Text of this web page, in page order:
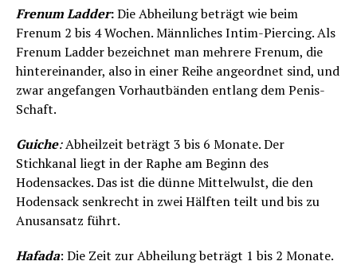
Frenum Ladder:Die Abheilung beträgt wie beim
Frenum 2 bis 4 Wochen. Männliches Intim-Piercing. Als
Frenum Ladder bezeichnet man mehrere Frenum, die
hintereinander, also in einer Reihe angeordnet sind, und
zwar angefangen Vorhautbänden entlang dem Penis-
Schaft.
Guiche:Abheilzeit beträgt 3 bis 6 Monate. Der
Stichkanal liegt in der Raphe am Beginn des
Hodensackes. Das ist die dünne Mittelwulst, die den
Hodensack senkrecht in zwei Hälften teilt und bis zu
Anusansatz führt.
Hafada: Die Zeit zur Abheilung beträgt 1 bis 2 Monate.